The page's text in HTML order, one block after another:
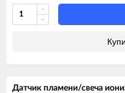
Датчик пламени/свеча